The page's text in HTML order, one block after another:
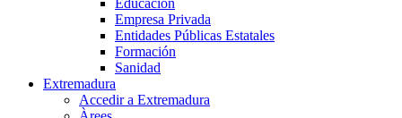
Educación
Empresa Privada
Entidades Públicas Estatales
Formación
Sanidad
Extremadura
Accedir a Extremadura